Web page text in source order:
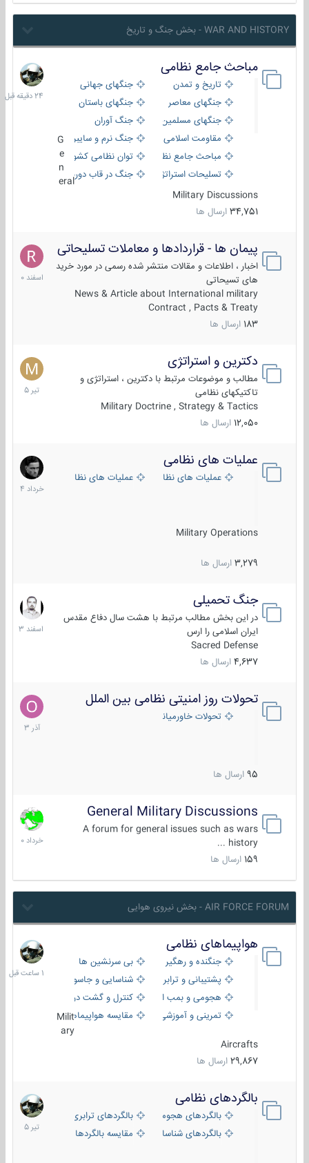
WAR AND HISTORY - بخش جنگ و تاریخ
مباحث جامع نظامی
تاریخ و تمدن
جنگهای جهانی
جنگهای معاصر
جنگهای باستان
جنگهای مسلمین
جنگ آوران
مقاومت اسلامی
جنگ نرم و سایبری
مباحث جامع نظامی
توان نظامی کشورها
تسلیحات استراتژیک
جنگ در قاب دوربین
eral
Military Discussions
34,751 ارسال ها
24
دقیقه
قبل
پیمان ها - قراردادها و معاملات تسلیحاتی
اخبار ، اطلاعات و مقالات منتشر شده رسمی در مورد خرید
های تسیحاتی
News & Article about International military
Contract , Pacts & Treaty
183 ارسال ها
7
اسفند
1400
دکترین و استراتژی
مطالب و موضوعات مرتبط با دکترین ، استراتژی و
تاکتیکهای نظامی
Military Doctrine , Strategy & Tactics
12,050 ارسال ها
27
تیر
1405
عملیات های نظامی
عملیات های نظامی ایرانعملیات های نظامی خارجی
Military Operations
3,279 ارسال ها
5
خرداد
1404
جنگ تحمیلی
در این بخش مطالب مرتبط با هشت سال دفاع مقدس
ایران اسلامی را ارس
Sacred Defense
4,637 ارسال ها
20
اسفند
1403
تحولات روز امنیتی نظامی بین الملل
تحولات خاورمیانه
95 ارسال ها
21
آذر
1403
General Military Discussions
A forum for general issues such as wars
history ...
159 ارسال ها
10
خرداد
1400
AIR FORCE FORUM - بخش نیروی هوایی
هواپیماهای نظامی
جنگنده و رهگیر
بی سرنشین ها
پشتیبانی و ترابری
شناسایی و جاسوسی
هجومی و بمب افکن
کنترل و گشت دریایی
تمرینی و آموزشی
مقایسه هواپیماهاMilit
ary
Aircrafts
29,867 ارسال ها
1
ساعت
قبل
بالگردهای نظامی
بالگردهای هجومی
بالگردهای ترابری
بالگردهای شناسایی
مقایسه بالگردها
22
تیر
1405